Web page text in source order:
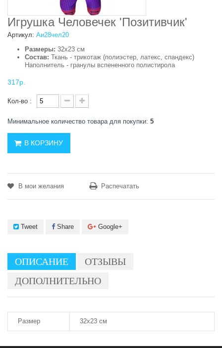
Игрушка Человечек 'Позитивчик'
Артикул: Аи28чел20
Размеры: 32х23 см
Состав: Ткань - трикотаж (полиэстер, латекс, спандекс)
Наполнитель - гранулы вспененного полистирола
317р.
Кол-во :
Минимальное количество товара для покупки: 5
В КОРЗИНУ
В мои желания Распечатать
Tweet Share Google+
ОПИСАНИЕ
ОТЗЫВЫ
ДОПОЛНИТЕЛЬНО
Размер 32х23 см